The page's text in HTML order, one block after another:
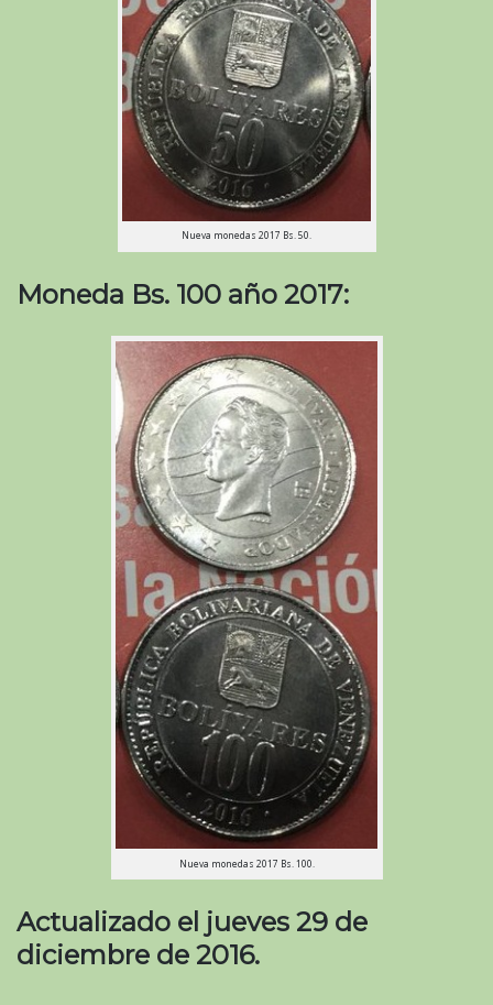
Nueva monedas 2017 Bs. 50.
Moneda Bs. 100 año 2017:
Nueva monedas 2017 Bs. 100.
Actualizado el jueves 29 de
diciembre de 2016.